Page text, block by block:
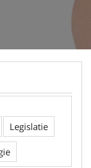
Legislatie